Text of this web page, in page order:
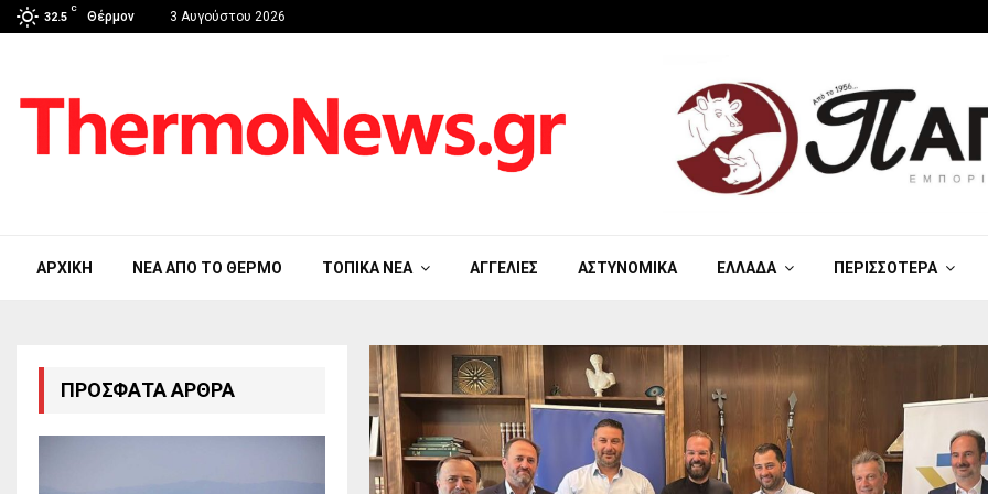
32.5
C
Θέρμον 3 Αυγούστου 2026
ΑΡΧΙΚΉ ΝΈΑ ΑΠΟ ΤΟ ΘΈΡΜΟ ΤΟΠΙΚΆ ΝΈΑ ΑΓΓΕΛΊΕΣ ΑΣΤΥΝΟΜΙΚΆ ΕΛΛΆΔΑ ΠΕΡΙΣΣΌΤΕΡΑ
ΠΡΌΣΦΑΤΑ ΆΡΘΡΑ